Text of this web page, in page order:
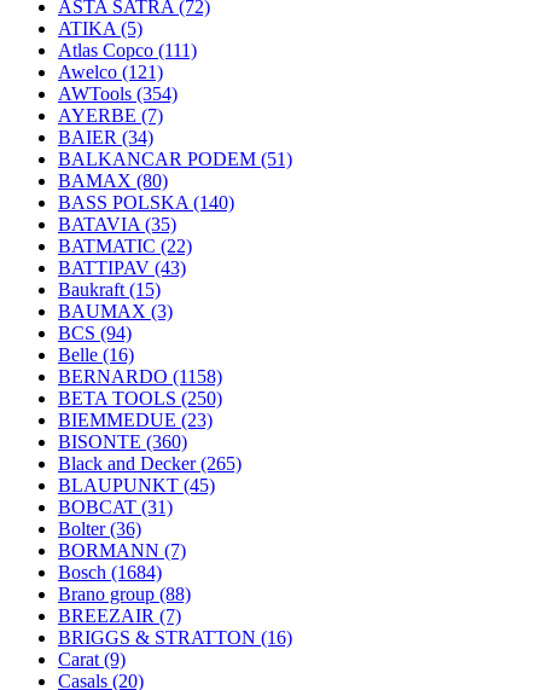
ASTA SATRA (72)
ATIKA (5)
Atlas Copco (111)
Awelco (121)
AWTools (354)
AYERBE (7)
BAIER (34)
BALKANCAR PODEM (51)
BAMAX (80)
BASS POLSKA (140)
BATAVIA (35)
BATMATIC (22)
BATTIPAV (43)
Baukraft (15)
BAUMAX (3)
BCS (94)
Belle (16)
BERNARDO (1158)
BETA TOOLS (250)
BIEMMEDUE (23)
BISONTE (360)
Black and Decker(265)
BLAUPUNKT (45)
BOBCAT (31)
Bolter(36)
BORMANN (7)
Bosch (1684)
Brano group (88)
BREEZAIR (7)
BRIGGS & STRATTON (16)
Carat (9)
Casals (20)